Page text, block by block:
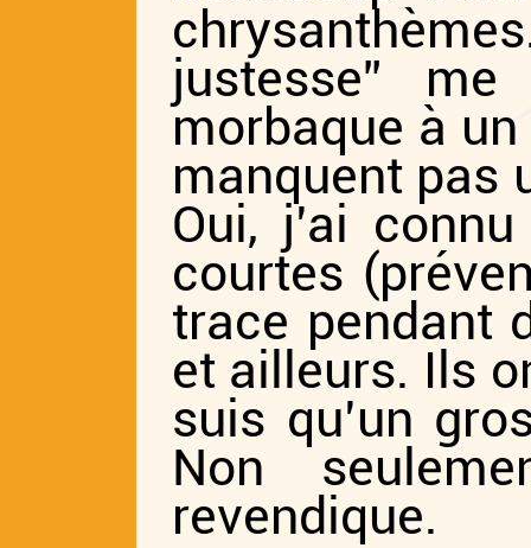
justesse”
morbaque à
manquent pas
Oui, j’ai
courtes
trace pendant
et ailleurs. Ils
suis qu’un
Non
revendique.